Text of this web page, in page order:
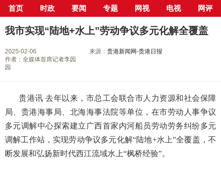
首页 时政 要闻 专题 网视 电视 网评
当前位置： 首页> 新闻中心> 社会> 正文
我市实现“陆地+水上”劳动争议多元化解全覆盖
2025-02-06 来源：贵港新闻网-贵港日报
作者：全媒体首席记者李园
园
贵港讯 去年以来，市总工会联合市人力资源和社会保障
局、贵港海事局、北海海事法院等单位，在市劳动人事争议
多元调解中心探索建立广西首家内河船员劳动劳务纠纷多元
调解工作站，实现劳动争议多元化解“陆地+水上”全覆盖，不
断发展和弘扬新时代西江流域水上“枫桥经验”。